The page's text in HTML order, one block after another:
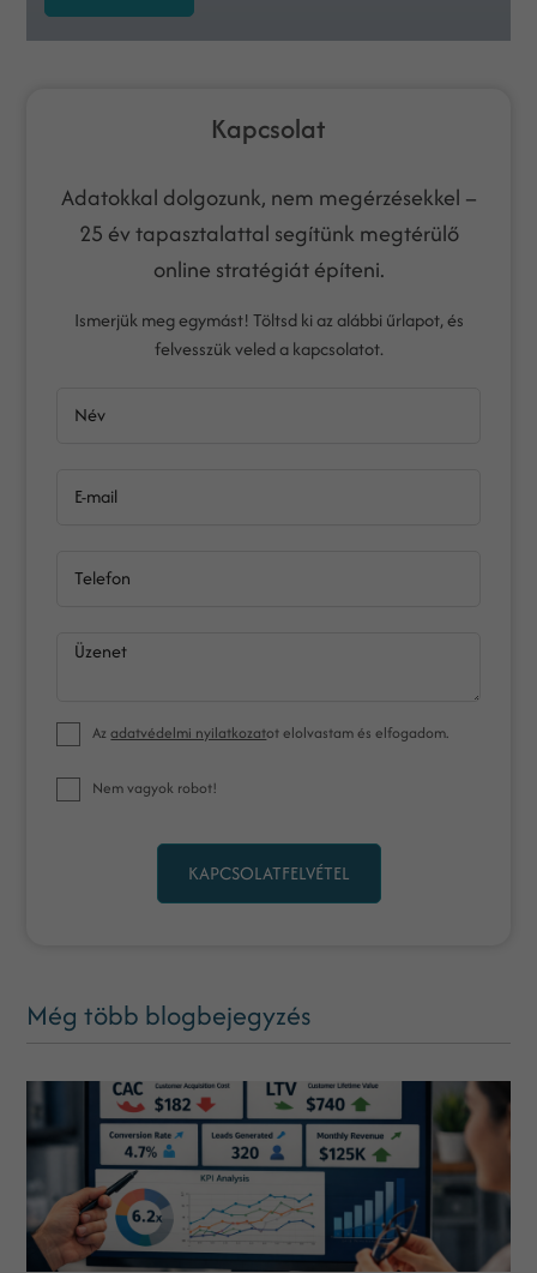
Kapcsolat
Adatokkal dolgozunk, nem megérzésekkel –
25 év tapasztalattal segítünk megtérülő
online stratégiát építeni.
Ismerjük meg egymást! Töltsd ki az alábbi űrlapot, és
felvesszük veled a kapcsolatot.
Név
E-mail
Telefon
Üzenet
Azadatvédelmi nyilatkozatot elolvastam és elfogadom.
Nem vagyok robot!
KAPCSOLATFELVÉTEL
Még több blogbejegyzés